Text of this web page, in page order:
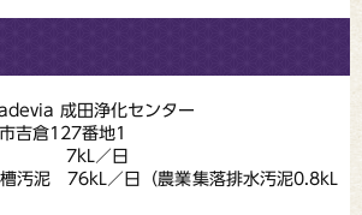
成田浄化センター
吉倉127番地1
尿 7kL／日
／日（農業集落排水汚泥0.8kL